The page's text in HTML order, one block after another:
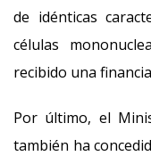
de idénticas
células
recibido una
Por último, el
también ha